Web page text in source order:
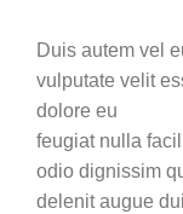
Duis autem vel
vulputate velit
dolore eu
feugiat nulla
odio dignissim
delenit augue